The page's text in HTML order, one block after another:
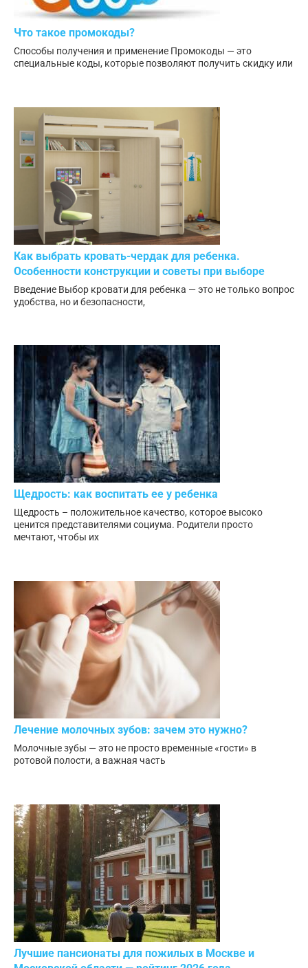
Что такое промокоды?
Способы получения и применение Промокоды — это
специальные коды, которые позволяют получить скидку или
Как выбрать кровать-чердак для ребенка.
Особенности конструкции и советы при выборе
Введение Выбор кровати для ребенка — это не только вопрос
удобства, но и безопасности,
Щедрость: как воспитать ее у ребенка
Щедрость – положительное качество, которое высоко
ценится представителями социума. Родители просто
мечтают, чтобы их
Лечение молочных зубов: зачем это нужно?
Молочные зубы — это не просто временные «гости» в
ротовой полости, а важная часть
Лучшие пансионаты для пожилых в Москве и